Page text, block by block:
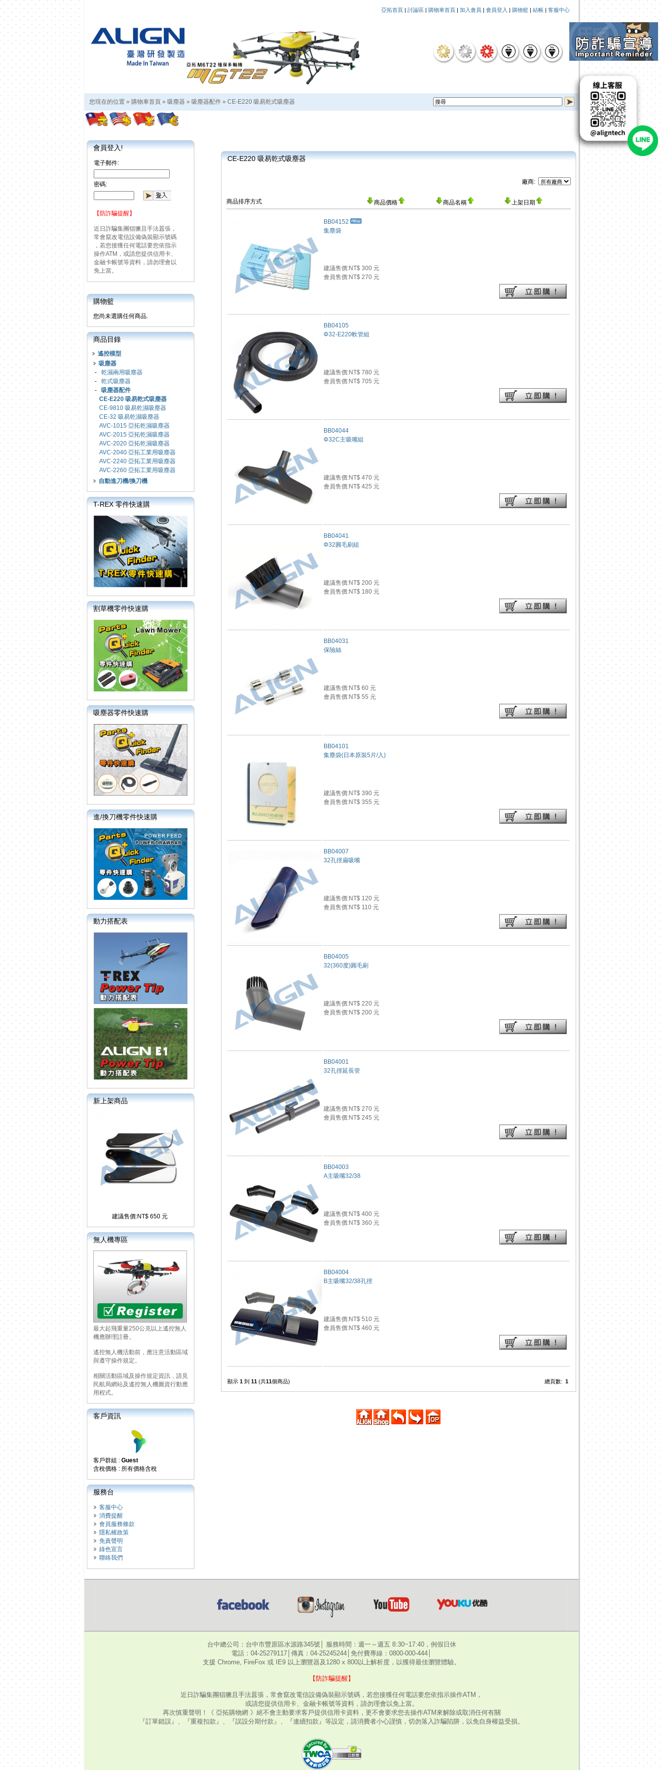
亞拓首頁 | 討論區 | 購物車首頁 | 加入會員 | 會員登入 | 購物籃 | 結帳 | 客服中心
您現在的位置 » 購物車首頁 » 吸塵器 » 吸塵器配件 » CE-E220 吸易乾式吸塵器
會員登入!
電子郵件:
密碼:
【防詐騙提醒】
近日詐騙集團猖獗且手法囂張，
常會竄改電信設備偽裝顯示號碼
，若您接獲任何電話要您依指示
操作ATM，或請您提供信用卡、
金融卡帳號等資料，請勿理會以
免上當。
購物籃
您尚未選購任何商品.
商品目錄
遙控模型
吸塵器
- 乾濕兩用吸塵器
- 乾式吸塵器
- 吸塵器配件
CE-E220 吸易乾式吸塵器
CE-9810 吸易乾濕吸塵器
CE-32 吸易乾濕吸塵器
AVC-1015 亞拓乾濕吸塵器
AVC-2015 亞拓乾濕吸塵器
AVC-2020 亞拓乾濕吸塵器
AVC-2040 亞拓工業用吸塵器
AVC-2240 亞拓工業用吸塵器
AVC-2260 亞拓工業用吸塵器
自動進刀機/換刀機
T-REX 零件快速購
割草機零件快速購
吸塵器零件快速購
進/換刀機零件快速購
動力搭配表
新上架商品
建議售價:NT$ 650 元
無人機專區
最大起飛重量250公克以上遙控無人
機應辦理註冊。
遙控無人機活動前，應注意活動區域
與遵守操作規定。
相關活動區域及操作規定資訊，請見
民航局網站及遙控無人機圖資行動應
用程式。
客戶資訊
客戶群組 : Guest
含稅價格 : 所有價格含稅
服務台
客服中心
消費提醒
會員服務條款
隱私權政策
免責聲明
綠色宣言
聯絡我們
CE-E220 吸易乾式吸塵器
廠商:
商品排序方式 商品價格 商品名稱 上架日期
BB04152
集塵袋
建議售價:NT$ 300 元
會員售價:NT$ 270 元
BB04105
Φ32-E220軟管組
建議售價:NT$ 780 元
會員售價:NT$ 705 元
BB04044
Φ32C主吸嘴組
建議售價:NT$ 470 元
會員售價:NT$ 425 元
BB04041
Φ32圓毛刷組
建議售價:NT$ 200 元
會員售價:NT$ 180 元
BB04031
保險絲
建議售價:NT$ 60 元
會員售價:NT$ 55 元
BB04101
集塵袋(日本原裝5片/入)
建議售價:NT$ 390 元
會員售價:NT$ 355 元
BB04007
32孔徑扁吸嘴
建議售價:NT$ 120 元
會員售價:NT$ 110 元
BB04005
32(360度)圓毛刷
建議售價:NT$ 220 元
會員售價:NT$ 200 元
BB04001
32孔徑延長管
建議售價:NT$ 270 元
會員售價:NT$ 245 元
BB04003
A主吸嘴32/38
建議售價:NT$ 400 元
會員售價:NT$ 360 元
BB04004
B主吸嘴32/38孔徑
建議售價:NT$ 510 元
會員售價:NT$ 460 元
顯示 1 到 11 (共11個商品) 總頁數: 1
台中總公司：台中市豐原區水源路345號│ 服務時間：週一～週五 8:30~17:40，例假日休
電話：04-25279117│傳真：04-25245244│免付費專線：0800-000-444│
支援 Chrome, FireFox 或 IE9 以上瀏覽器及1280 x 800以上解析度，以獲得最佳瀏覽體驗。
【防詐騙提醒】
近日詐騙集團猖獗且手法囂張，常會竄改電信設備偽裝顯示號碼，若您接獲任何電話要您依指示操作ATM，
或請您提供信用卡、金融卡帳號等資料，請勿理會以免上當。
再次慎重聲明！《 亞拓購物網 》絕不會主動要求客戶提供信用卡資料，更不會要求您去操作ATM來解除或取消任何有關
『訂單錯誤』、『重複扣款』、『誤設分期付款』、『連續扣款』等設定，請消費者小心謹慎，切勿落入詐騙陷阱，以免自身權益受損。